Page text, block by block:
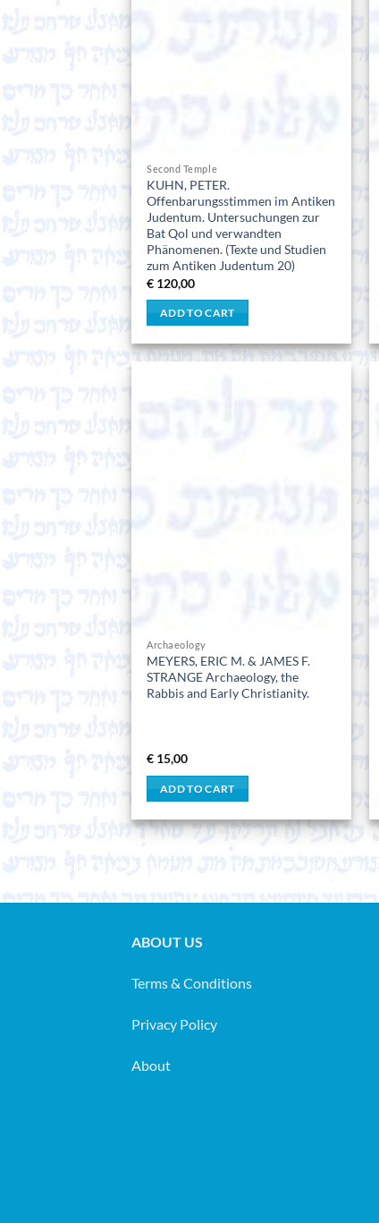
Second Temple
KUHN, PETER.
Offenbarungsstimmen im Antiken
Judentum. Untersuchungen zur
Bat Qol und verwandten
Phänomenen. (Texte und Studien
zum Antiken Judentum 20)
€ 120,00
ADD TO CART
Archaeology
MEYERS, ERIC M. & JAMES F.
STRANGE Archaeology, the
Rabbis and Early Christianity.
€ 15,00
ADD TO CART
ABOUT US
Terms & Conditions
Privacy Policy
About